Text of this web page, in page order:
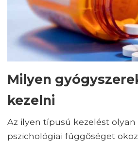
Milyen
kezelni
Az ilyen típusú kezelést olyan
pszichológiai függőséget